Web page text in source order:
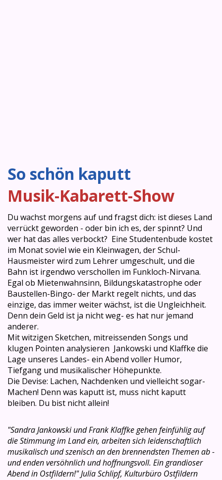
So schön kaputt
Musik-Kabarett-Show
Du wachst morgens auf und fragst dich: ist dieses Land
verrückt geworden - oder bin ich es, der spinnt? Und
wer hat das alles verbockt? Eine Studentenbude kostet
im Monat soviel wie ein Kleinwagen, der Schul-
Hausmeister wird zum Lehrer umgeschult, und die
Bahn ist irgendwo verschollen im Funkloch-Nirvana.
Egal ob Mietenwahnsinn, Bildungskatastrophe oder
Baustellen-Bingo- der Markt regelt nichts, und das
einzige, das immer weiter wächst, ist die Ungleichheit.
Denn dein Geld ist ja nicht weg- es hat nur jemand
anderer.
Mit witzigen Sketchen, mitreissenden Songs und
klugen Pointen analysieren Jankowski und Klaffke die
Lage unseres Landes- ein Abend voller Humor,
Tiefgang und musikalischer Höhepunkte.
Die Devise: Lachen, Nachdenken und vielleicht sogar-
Machen! Denn was kaputt ist, muss nicht kaputt
bleiben. Du bist nicht allein!
"SandraJankowski und Frank Klaffkegehenfeinfühlig auf
die Stimmung im Land ein, arbeiten sichleidenschaftlich
musikalisch und szenisch an den brennendsten Themen ab-
undenden versöhnlich und hoffnungsvoll. Ein grandioser
Abend in Ostfildern!" Julia Schlipf, Kulturbüro Ostfildern